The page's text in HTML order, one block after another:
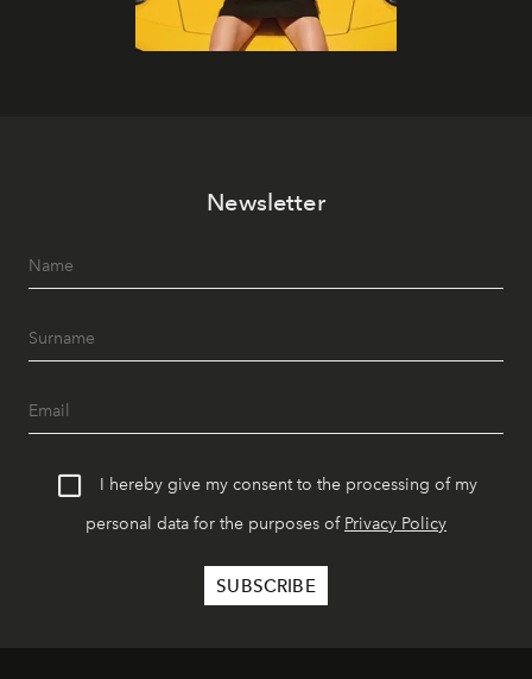
Newsletter
I hereby give my consent to the processing of my
personal data for the purposes of Privacy Policy